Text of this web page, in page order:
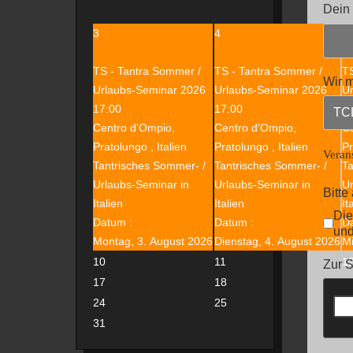
3
TS - Tantra Sommer /
Urlaubs-Seminar 2026
17:00
Centro d'Ompio,
Pratolungo , Italien
Tantrisches Sommer- /
Urlaubs-Seminar in
Italien
Datum :
Montag, 3. August 2026
4
TS - Tantra Sommer /
Urlaubs-Seminar 2026
17:00
Centro d'Ompio,
Pratolungo , Italien
Tantrisches Sommer- /
Urlaubs-Seminar in
Italien
Datum :
Dienstag, 4. August 2026
10
11 12
17
18
24
25
31
Dein
Wir
Bitte
Zur